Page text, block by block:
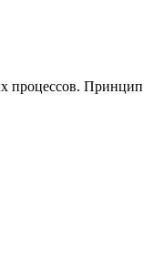
процессов. Принцип